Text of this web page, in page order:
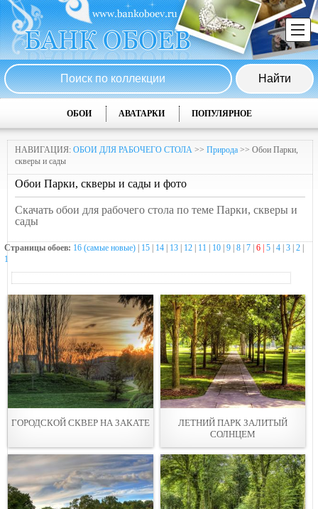
ОБОИ АВАТАРКИ ПОПУЛЯРНОЕ
НАВИГАЦИЯ: ОБОИ ДЛЯ РАБОЧЕГО СТОЛА >> Природа >> Обои Парки,
скверы и сады
Обои Парки, скверы и сады и фото
Скачать обои для рабочего стола по теме Парки, скверы и
сады
Страницы обоев: 16 (самые новые) 15 14 13 12 11 10 9 8 7 6 | 5 4 3 2
1
ГОРОДСКОЙ СКВЕР НА ЗАКАТЕ
ЛЕТНИЙ ПАРК ЗАЛИТЫЙ
СОЛНЦЕМ